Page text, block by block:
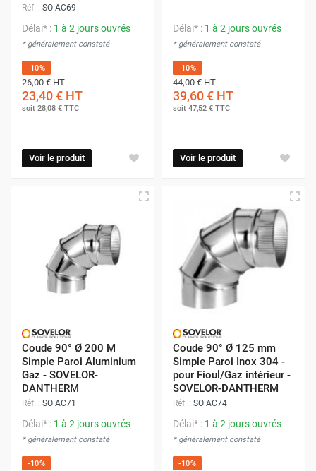
Réf. : SO AC69
Délai* : 1 à 2 jours ouvrés
* généralement constaté
-10%
26,00 €HT
23,40 € HT
soit 28,08 € TTC
Voir le produit
Délai* : 1 à 2 jours ouvrés
* généralement constaté
-10%
44,00 €HT
39,60 € HT
soit 47,52 € TTC
Voir le produit
Coude 90° Ø 200 M
Simple Paroi Aluminium
Gaz - SOVELOR-
DANTHERM
Réf. : SO AC71
Délai* : 1 à 2 jours ouvrés
* généralement constaté
-10%
Coude 90° Ø 125 mm
Simple Paroi Inox 304 -
pour Fioul/Gaz intérieur -
SOVELOR-DANTHERM
Réf. : SO AC74
Délai* : 1 à 2 jours ouvrés
* généralement constaté
-10%